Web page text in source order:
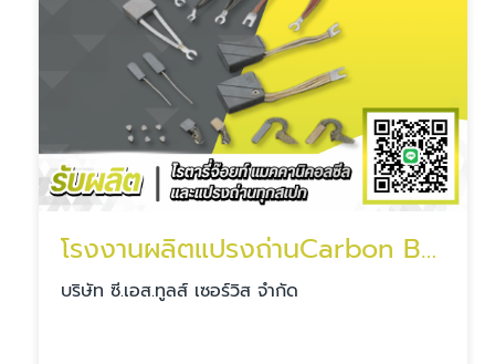
โรงงานผลิตแปรงถ่านCarbon Brush
บริษัท ซี.เอส.ทูลส์ เซอร์วิส จำกัด